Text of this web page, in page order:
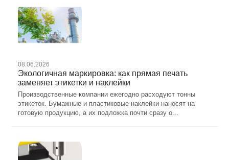
08.06.2026
Экологичная маркировка: как прямая печать
заменяет этикетки и наклейки
Производственные компании ежегодно расходуют тонны
этикеток. Бумажные и пластиковые наклейки наносят на
готовую продукцию, а их подложка почти сразу о...